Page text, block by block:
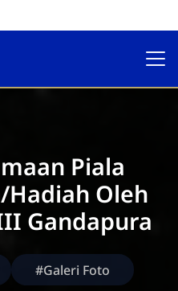
Bireuen
Piala
Oleh
Gandapura
#Galeri Foto